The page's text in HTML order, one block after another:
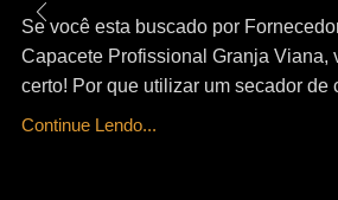
Se você esta buscado por
Capacete Profissional Granja Viana,
certo! Por que utilizar um secador de
Continue Lendo...